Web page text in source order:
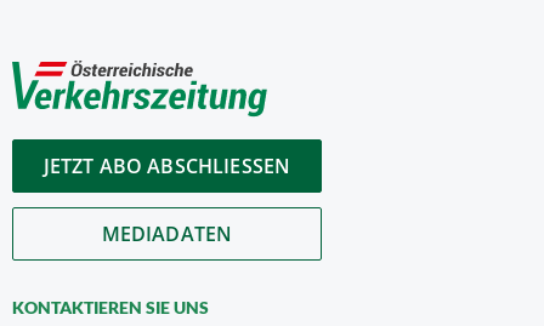
JETZT ABO ABSCHLIESSEN
MEDIADATEN
KONTAKTIEREN SIE UNS